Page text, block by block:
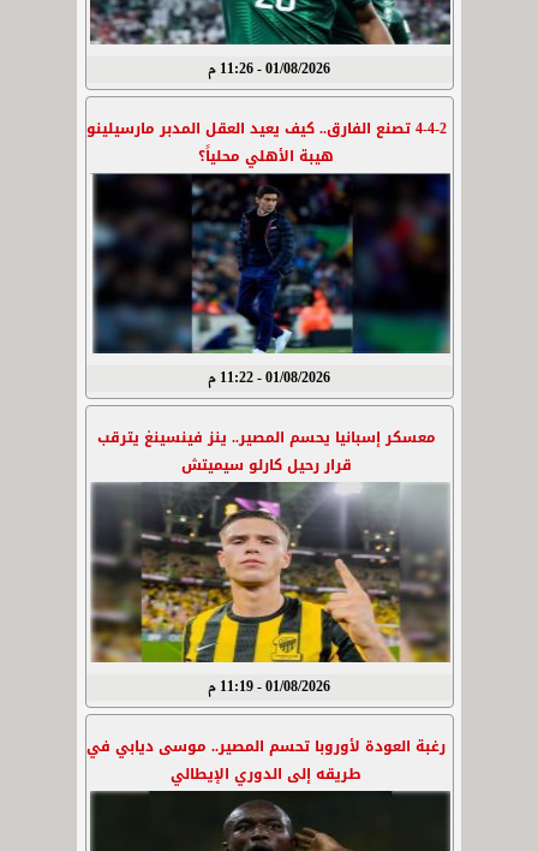
01/08/2026 - 11:26 م
4-4-2 تصنع الفارق.. كيف يعيد العقل المدبر مارسيلينو
هيبة الأهلي محلياً؟
01/08/2026 - 11:22 م
معسكر إسبانيا يحسم المصير.. ينز فينسينغ يترقب
قرار رحيل كارلو سيميتش
01/08/2026 - 11:19 م
رغبة العودة لأوروبا تحسم المصير.. موسى ديابي في
طريقه إلى الدوري الإيطالي